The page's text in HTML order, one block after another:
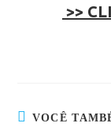
>>
VOCÊ